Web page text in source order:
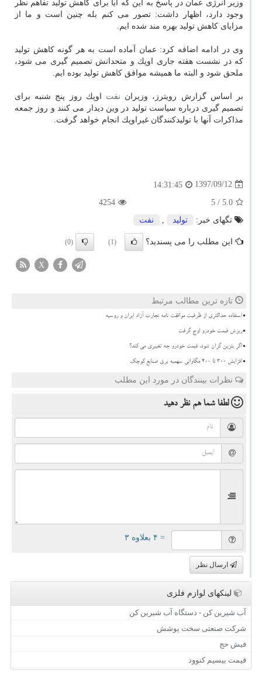
وزیر انرژی عمان در پاسخ به این كه آیا برای كاهش تولید تفاهم نظر
وجود دارد، اظهار داشت: تصور می كنم بله چنین است و ما از
مزایای كاهش تولید بهره مند شده ایم.
وی در ادامه اضافه كرد: عمان آماده است به هر گونه كاهش تولید
كه در نشست هفته جاری اوپك و متحدانش تصمیم گیری می شود،
ملحق شود و البته ما همیشه موافق كاهش تولید بوده ایم.
بر اساس گزارش رویترز، وزیران نفت اوپك روز پنج شنبه برای
تصمیم گیری درباره سیاست تولید در وین دیدار می كنند و روز جمعه
مذاكرات آنها با تولیدكنندگان غیراوپك انجام خواهد گرفت.
1397/09/12
14:31:45
5.0
/ 5
4254
تگهای خبر:
تولید , نفت
این مطلب را می پسندید؟ (1)
(0)
X
تازه ترین مطالب مرتبط
استفاده حداکثری از ظرفیت موافقت نامه تجارت آزاد ایران و روسیه
ریزش قیمت خودرو اوج گرفت
اگر بنزین گران شود، قیمت خودرو چه تغییری می کند؟
افزایش 300 تا 400 مگاواتی سهمیه برق صنایع کوچک
نظرات بینندگان در مورد این مطلب
لطفا شما همنظر دهید
= ۴ بعلاوه ۳
ارسال نظر
لینکهای لوازم فلزی
آب شیرین کن - دستگاه آب شیرین کن
شرکت صنعتی سخت پوشش
فیش حج
قیمت بیسیم کنوود